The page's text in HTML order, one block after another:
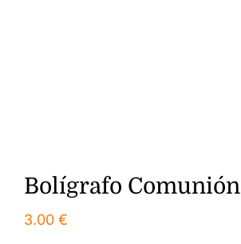
Bolígrafo Comunión
3.00 €